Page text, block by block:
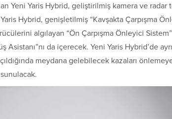
Yeni Yaris Hybrid, geliştirilmiş kamera ve
Hybrid, genişletilmiş “Kavşakta Çarpışma
algılayan “Ön Çarpışma Önleyici
Asistanı”nı da içerecek. Yeni Yaris Hybrid’de
meydana gelebilecek kazaları